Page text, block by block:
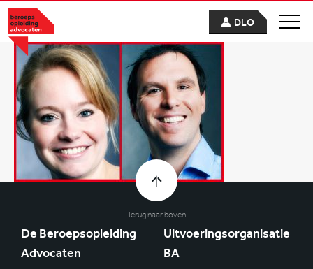
DLO
Terug naar boven
De Beroepsopleiding
Advocaten
Uitvoeringsorganisatie
BA